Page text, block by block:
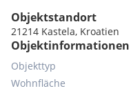
Objektstandort
21214 Kastela, Kroatien
Objektinformationen
Objekttyp
Wohnfläche